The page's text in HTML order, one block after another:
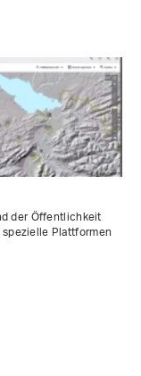
der Öffentlichkeit
Plattformen